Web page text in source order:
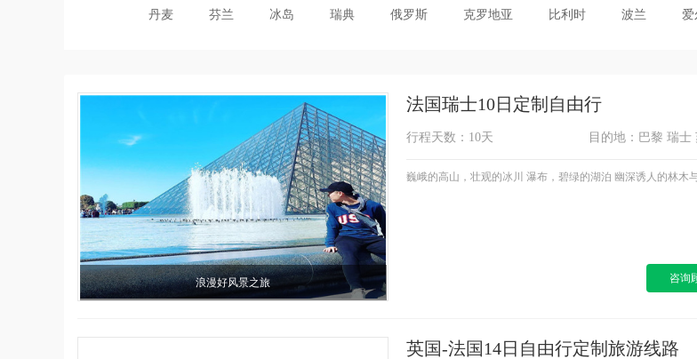
丹麦 芬兰 冰岛 瑞典 俄罗斯 克罗地亚 比利时 波兰 爱
浪漫好风景之旅
法国瑞士10日定制自由行
行程天数：10天
巍峨的高山，壮观的冰川 瀑布，碧绿的湖泊 幽深诱人的林木
咨询
英国-法国14日自由行定制旅游线路